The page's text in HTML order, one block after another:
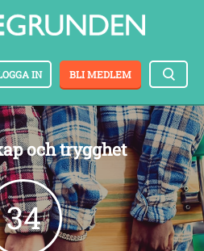
BLI MEDLEM
IN
och trygghet
34